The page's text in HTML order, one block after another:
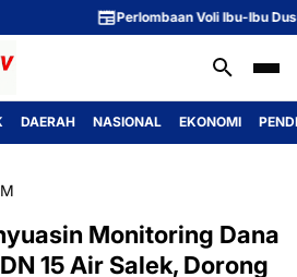
Perlombaan Voli Ibu-Ibu Dusun 1
DAERAH NASIONAL EKONOMI
Monitoring Dana
15 Air Salek, Dorong